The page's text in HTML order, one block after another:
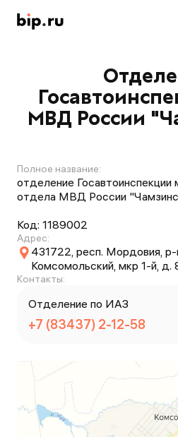
МВД России
Полное название:
отделение Госавтоинспекции
отдела МВД России
Код: 1189002
Адрес:
431722, респ. Мордовия, р-
Комсомольский, мкр 1-й, д.
Контакты:
Отделение по ИАЗ
+7 (83437) 2-12-58